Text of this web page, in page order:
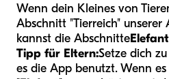
Wenn dein Kleines von
Abschnitt "Tierreich"
kannst die AbschnitteElefant
Tipp für Eltern:Setze dich
es die App benutzt. Wenn